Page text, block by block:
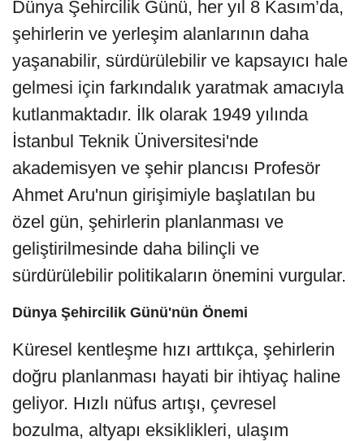
Dünya Şehircilik Günü, her yıl 8 Kasım’da,
şehirlerin ve yerleşim alanlarının daha
yaşanabilir, sürdürülebilir ve kapsayıcı hale
gelmesi için farkındalık yaratmak amacıyla
kutlanmaktadır. İlk olarak 1949 yılında
İstanbul Teknik Üniversitesi'nde
akademisyen ve şehir plancısı Profesör
Ahmet Aru'nun girişimiyle başlatılan bu
özel gün, şehirlerin planlanması ve
geliştirilmesinde daha bilinçli ve
sürdürülebilir politikaların önemini vurgular.
Dünya Şehircilik Günü'nün Önemi
Küresel kentleşme hızı arttıkça, şehirlerin
doğru planlanması hayati bir ihtiyaç haline
geliyor. Hızlı nüfus artışı, çevresel
bozulma, altyapı eksiklikleri, ulaşım